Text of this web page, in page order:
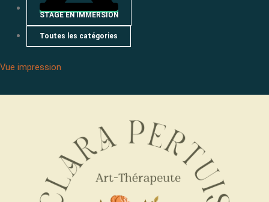
STAGE EN IMMERSION
Toutes les catégories
Vue impression